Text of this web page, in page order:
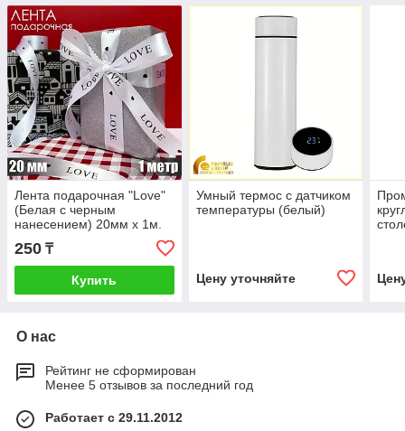
Лента подарочная "Love"
(Белая с черным
нанесением) 20мм х 1м.
250 ₸
Купить
Умный термос с датчиком
температуры (белый)
Цену уточняйте
О нас
Рейтинг не сформирован
Менее 5 отзывов за последний год
Работает с 29.11.2012